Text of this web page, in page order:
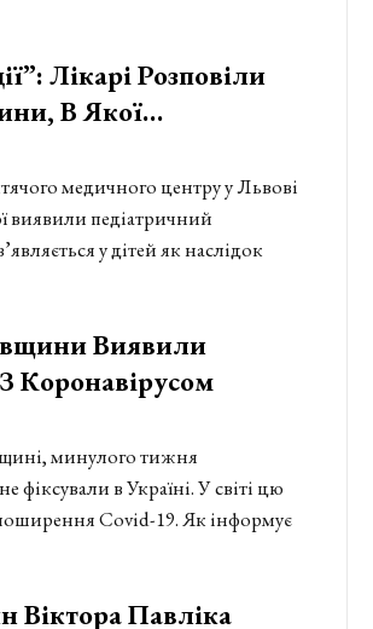
Лікарі Розповіли
В Якої…
медичного центру у Львові
виявили педіатричний
у дітей як наслідок
Виявили
Коронавірусом
минулого тижня
фіксували в Україні. У світі цю
Covid-19. Як інформує
Віктора Павліка